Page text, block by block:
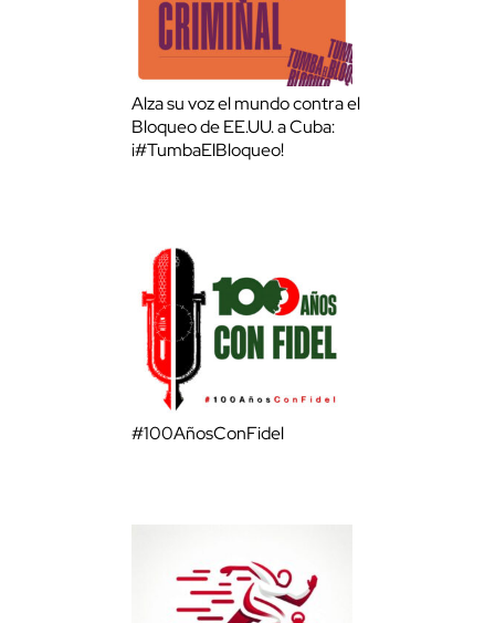
Alza su voz el mundo contra el
Bloqueo de EE.UU. a Cuba:
¡#TumbaElBloqueo!
#100AñosConFidel